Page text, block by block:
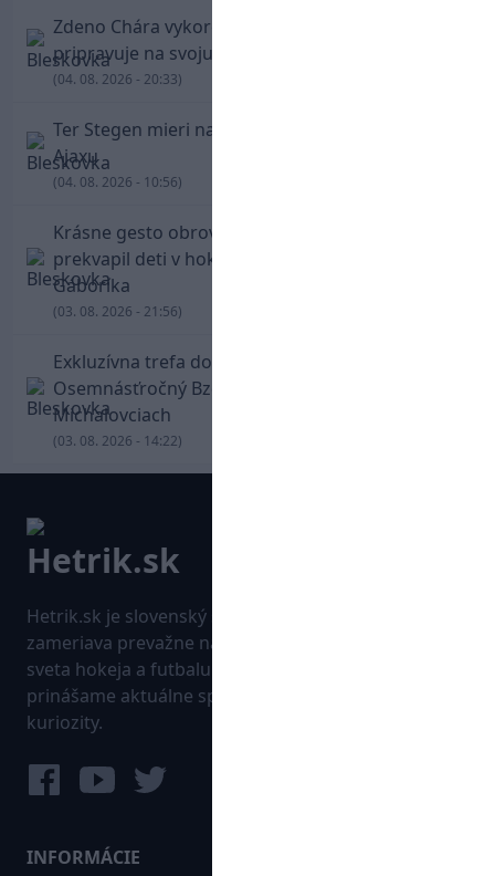
Zdeno Chára vykorčuľoval na ľad! V Trenčíne sa
pripravuje na svoju blížiacu sa rozlúčku
(04. 08. 2026 - 20:33)
Ter Stegen mieri na hosťovanie do slávneho
Ajaxu
(04. 08. 2026 - 10:56)
Krásne gesto obrovskej legendy. Chára
prekvapil deti v hokejovej škole Mariána
Gáboríka
(03. 08. 2026 - 21:56)
Exkluzívna trefa do vinkla v hodine dvanástej!
Osemnásťročný Bzdyl zariadil triumf Žiliny v
Michalovciach
(03. 08. 2026 - 14:22)
Hetrik.sk je slovenský športový portál, ktorý sa
zameriava prevažne na najnovšie informácie zo
sveta hokeja a futbalu. Pravidelne na dennej báze
prinášame aktuálne správy, góly, zaujímavosti a
kuriozity.
INFORMÁCIE